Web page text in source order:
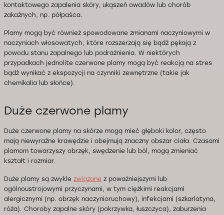
kontaktowego zapalenia skóry, ukąszeń owadów lub chorób
zakaźnych, np. półpaśca.
Plamy mogą być również spowodowane zmianami naczyniowymi w
naczyniach włosowatych, które rozszerzają się bądź pękają z
powodu stanu zapalnego lub podrażnienia. W niektórych
przypadkach jednolite czerwone plamy mogą być reakcją na stres
bądź wynikać z ekspozycji na czynniki zewnętrzne (takie jak
chemikalia lub słońce).
Duże czerwone plamy
Duże czerwone plamy na skórze mogą mieć głęboki kolor, często
mają niewyraźne krawędzie i obejmują znaczny obszar ciała. Czasami
plamom towarzyszy obrzęk, swędzenie lub ból, mogą zmieniać
kształt i rozmiar.
Duże plamy są zwykle związane z poważniejszymi lub
ogólnoustrojowymi przyczynami, w tym ciężkimi reakcjami
alergicznymi (np. obrzęk naczynioruchowy), infekcjami (szkarlatyna,
róża). Choroby zapalne skóry (pokrzywka, łuszczyca), zaburzenia